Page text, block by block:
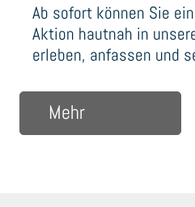
Ab sofort können Sie
Aktion hautnah in
erleben, anfassen und
Mehrüber Treppenlift